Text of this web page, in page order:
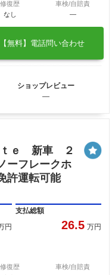
修復歴
なし
車検/自賠責
―
【無料】電話問い合わせ
ショップレビュー
―
ｔｅ 新車 ２
ーフレークホ
許運転可能
円
支払総額
26.5 万円
修復歴
車検/自賠責